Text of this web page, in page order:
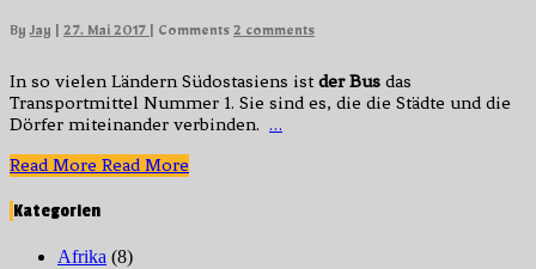
ByJay 27. Mai 2017 Comments 2 comments
In so vielen Ländern Südostasiens ist der Bus das
Transportmittel Nummer 1. Sie sind es, die die Städte und die
Dörfer miteinander verbinden. …
Read More Read More
Kategorien
Afrika (8)